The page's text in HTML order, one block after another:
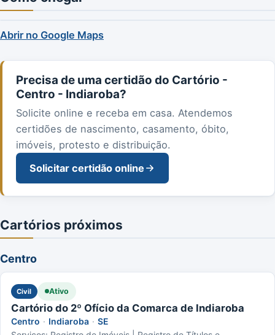
Abrir no Google Maps
Precisa de uma certidão do Cartório -
Centro - Indiaroba?
Solicite online e receba em casa. Atendemos
certidões de nascimento, casamento, óbito,
imóveis, protesto e distribuição.
Solicitar certidão online
Cartórios próximos
Centro
Civil Ativo
Cartório do 2º Ofício da Comarca de Indiaroba
Centro · Indiaroba · SE